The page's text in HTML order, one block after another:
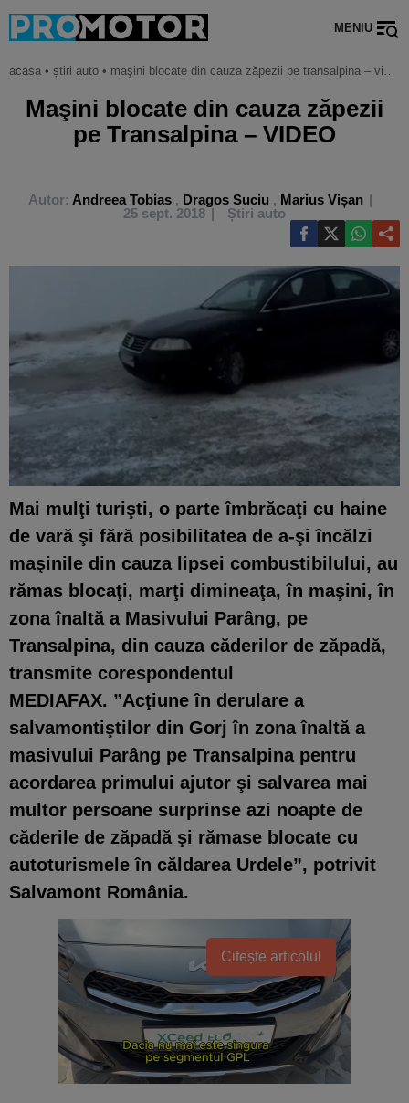
MENIU
acasa • știri auto • maşini blocate din cauza zăpezii pe transalpina – video
Maşini blocate din cauza zăpezii
pe Transalpina – VIDEO
Autor: Andreea Tobias, Dragos Suciu , Marius Vișan
25 sept. 2018
Știri auto
Mai mulţi turişti, o parte îmbrăcaţi cu haine
de vară şi fără posibilitatea de a-şi încălzi
maşinile din cauza lipsei combustibilului, au
rămas blocaţi, marţi dimineaţa, în maşini, în
zona înaltă a Masivului Parâng, pe
Transalpina, din cauza căderilor de zăpadă,
transmite corespondentul
MEDIAFAX. ”Acţiune în derulare a
salvamontiştilor din Gorj în zona înaltă a
masivului Parâng pe Transalpina pentru
acordarea primului ajutor şi salvarea mai
multor persoane surprinse azi noapte de
căderile de zăpadă şi rămase blocate cu
autoturismele în căldarea Urdele”, potrivit
Salvamont România.
Citește articolul